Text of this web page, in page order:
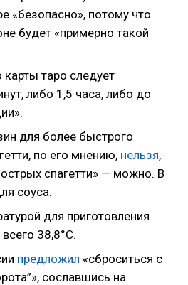
«безопасно», потому что
будет «примерно такой
карты таро следует
либо 1,5 часа, либо до
для более быстрого
по его мнению, нельзя,
спагетти» — можно. В
соуса.
для приготовления
всего 38,8°С.
предложил «сброситься с
сославшись на